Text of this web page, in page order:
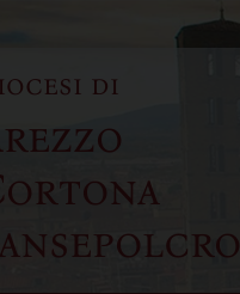
di